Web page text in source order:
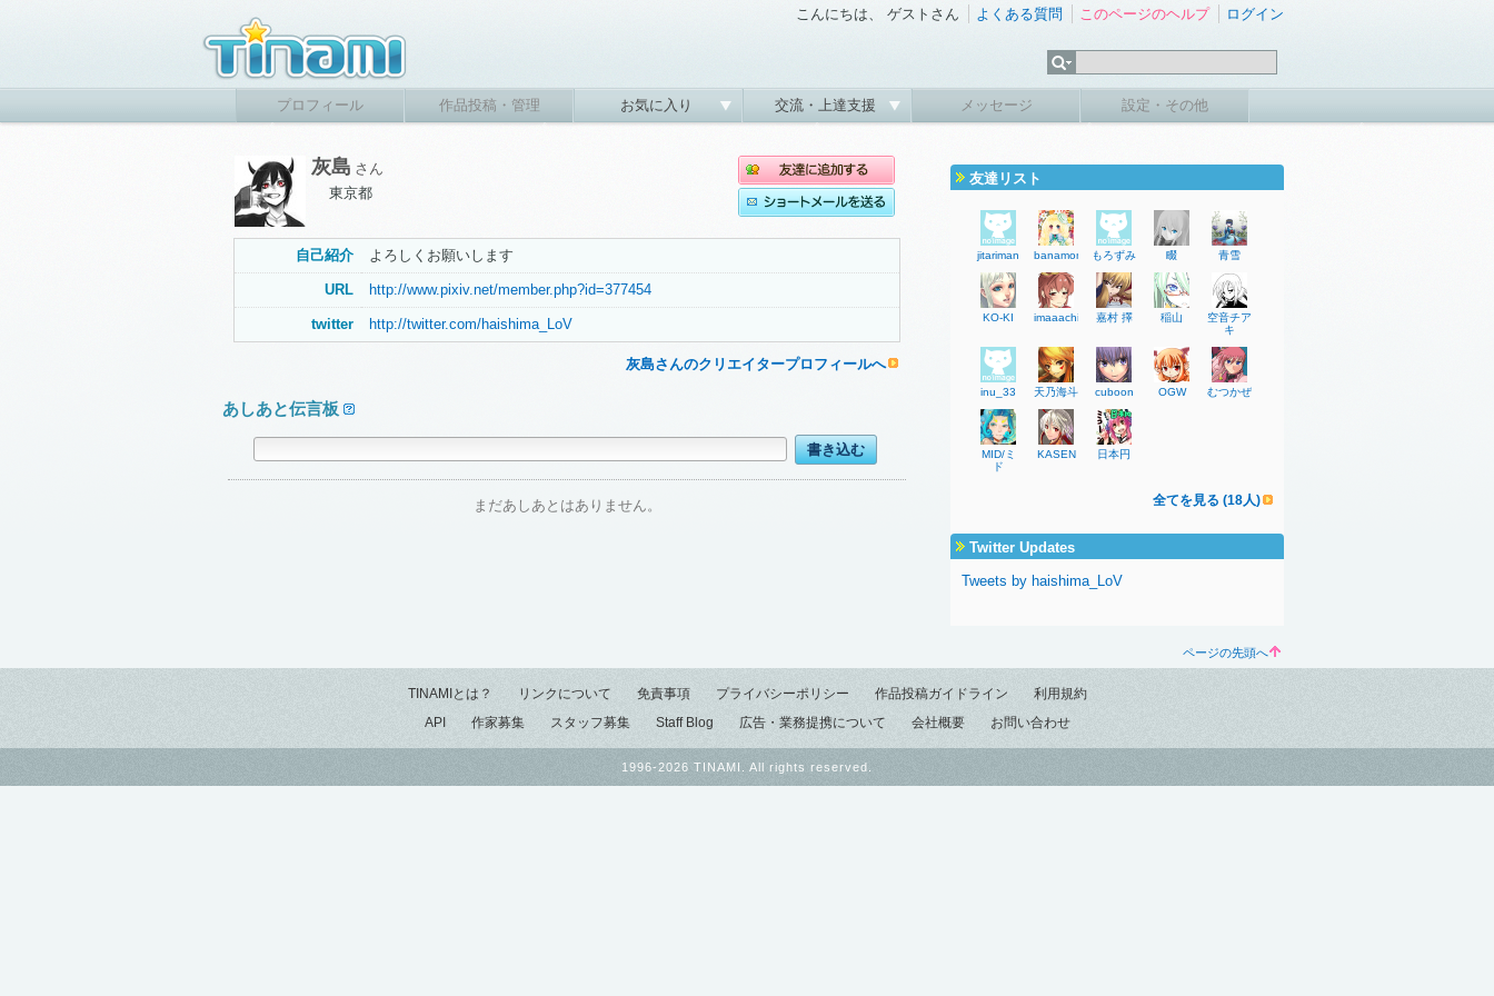
こんにちは、 ゲストさん よくある質問 このページのヘルプ ログイン
プロフィール 作品投稿・管理 お気に入り 交流・上達支援 メッセージ 設定・その他
灰島 さん
東京都
自己紹介 よろしくお願いします
URL http://www.pixiv.net/member.php?id=377454
twitter http://twitter.com/haishima_LoV
灰島さんのクリエイタープロフィールへ
あしあと伝言板
まだあしあとはありません。
友達リスト
jitariman banamons もろずみ 畷 青雪
KO-KI imaaachi 嘉村 擇 稲山
空音チア
キ
inu_33 天乃海斗 cuboon OGW むつかぜ
MID/ミ
ド
KASEN 日本円
全てを見る (18人)
Twitter Updates
Tweets by haishima_LoV
ページの先頭へ
TINAMIとは？ リンクについて 免責事項 プライバシーポリシー 作品投稿ガイドライン
利用規約
API
作家募集 スタッフ募集 Staff Blog 広告・業務提携について 会社概要 お問い合わせ
1996-2026 TINAMI. All rights reserved.